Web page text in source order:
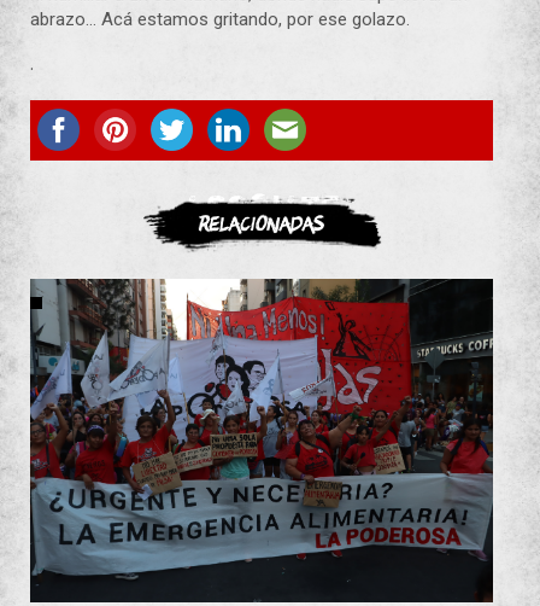
abrazo… Acá estamos gritando, por ese golazo.
.
ASOCIATE
Relacionadas